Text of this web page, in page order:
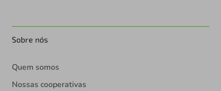
Sobre nós
Quem somos
Nossas cooperativas